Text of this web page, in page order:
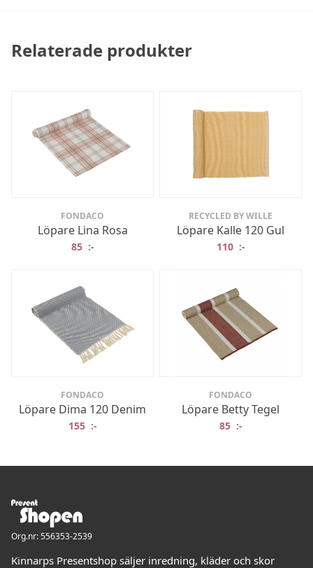
Relaterade produkter
FONDACO
Löpare Lina Rosa
85 :-
RECYCLED BY WILLE
Löpare Kalle 120 Gul
110 :-
FONDACO
Löpare Dima 120 Denim
155 :-
FONDACO
Löpare Betty Tegel
85 :-
Org.nr: 556353-2539
Kinnarps Presentshop säljer inredning, kläder och skor